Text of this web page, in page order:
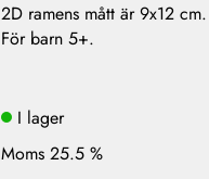
2D ramens mått är 9x12 cm.
För barn 5+.
I lager
Moms 25.5 %